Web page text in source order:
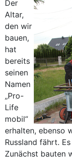
Der
Altar,
den wir
bauen,
hat
bereits
seinen
Namen
„Pro-
Life
mobil“
erhalten, ebenso
Russland fährt.
Zunächst bauten